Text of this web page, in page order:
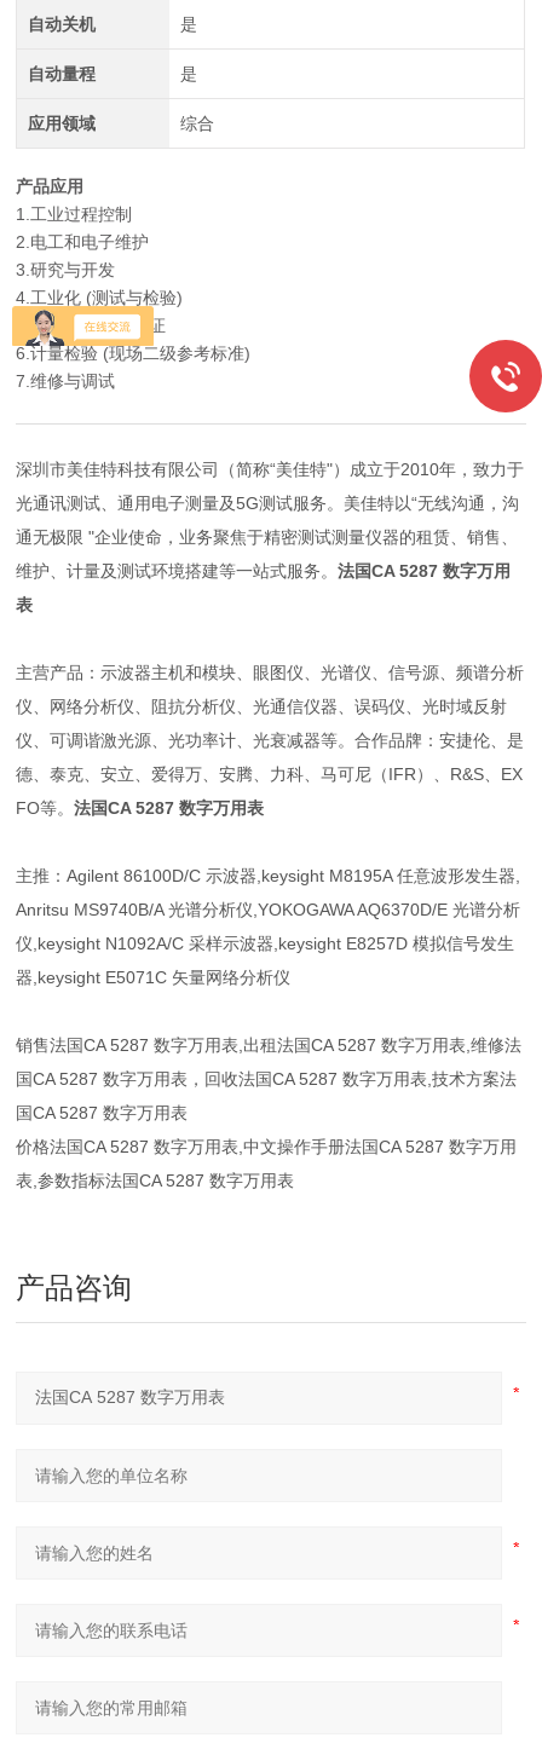
自动关机 是
自动量程 是
应用领域 综合
产品应用
1.工业过程控制
2.电工和电子维护
3.研究与开发
4.工业化 (测试与检验)
5.实验室测试与认证
6.计量检验 (现场二级参考标准)
7.维修与调试
深圳市美佳特科技有限公司（简称“美佳特"）成立于2010年，致力于
光通讯测试、通用电子测量及5G测试服务。美佳特以“无线沟通，沟
通无极限 "企业使命，业务聚焦于精密测试测量仪器的租赁、销售、
维护、计量及测试环境搭建等一站式服务。法国CA 5287 数字万用
表
主营产品：示波器主机和模块、眼图仪、光谱仪、信号源、频谱分析
仪、网络分析仪、阻抗分析仪、光通信仪器、误码仪、光时域反射
仪、可调谐激光源、光功率计、光衰减器等。合作品牌：安捷伦、是
德、泰克、安立、爱得万、安腾、力科、马可尼（IFR）、R&S、EX
FO等。法国CA 5287 数字万用表
主推：Agilent 86100D/C 示波器,keysight M8195A 任意波形发生器,
Anritsu MS9740B/A 光谱分析仪,YOKOGAWA AQ6370D/E 光谱分析
仪,keysight N1092A/C 采样示波器,keysight E8257D 模拟信号发生
器,keysight E5071C 矢量网络分析仪
销售法国CA 5287 数字万用表 ,出租法国CA 5287 数字万用表 ,维修法
国CA 5287 数字万用表 ，回收法国CA 5287 数字万用表 ,技术方案法
国CA 5287 数字万用表
价格法国CA 5287 数字万用表 ,中文操作手册法国CA 5287 数字万用
表 ,参数指标法国CA 5287 数字万用表
产品咨询